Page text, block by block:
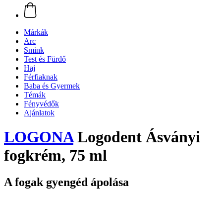
Márkák
Arc
Smink
Test és Fürdő
Haj
Férfiaknak
Baba és Gyermek
Témák
Fényvédők
Ajánlatok
LOGONALogodent Ásványi
fogkrém, 75 ml
A fogak gyengéd ápolása